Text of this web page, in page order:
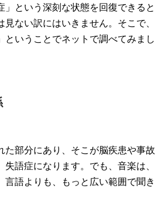
」という深刻な状態を回復できると
見ない訳にはいきません。そこで、
ということでネットで調べてみまし
た部分にあり、そこが脳疾患や事故
失語症になります。でも、音楽は、
言語よりも、もっと広い範囲で聞き